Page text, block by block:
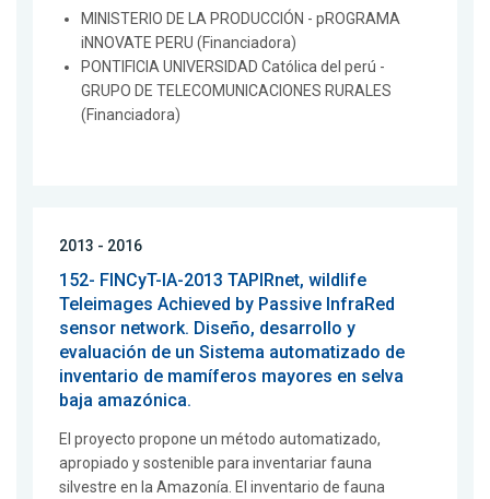
MINISTERIO DE LA PRODUCCIÓN - pROGRAMA
iNNOVATE PERU (Financiadora)
PONTIFICIA UNIVERSIDAD Católica del perú -
GRUPO DE TELECOMUNICACIONES RURALES
(Financiadora)
2013 - 2016
152- FINCyT-IA-2013 TAPIRnet, wildlife
Teleimages Achieved by Passive InfraRed
sensor network. Diseño, desarrollo y
evaluación de un Sistema automatizado de
inventario de mamíferos mayores en selva
baja amazónica.
El proyecto propone un método automatizado,
apropiado y sostenible para inventariar fauna
silvestre en la Amazonía. El inventario de fauna